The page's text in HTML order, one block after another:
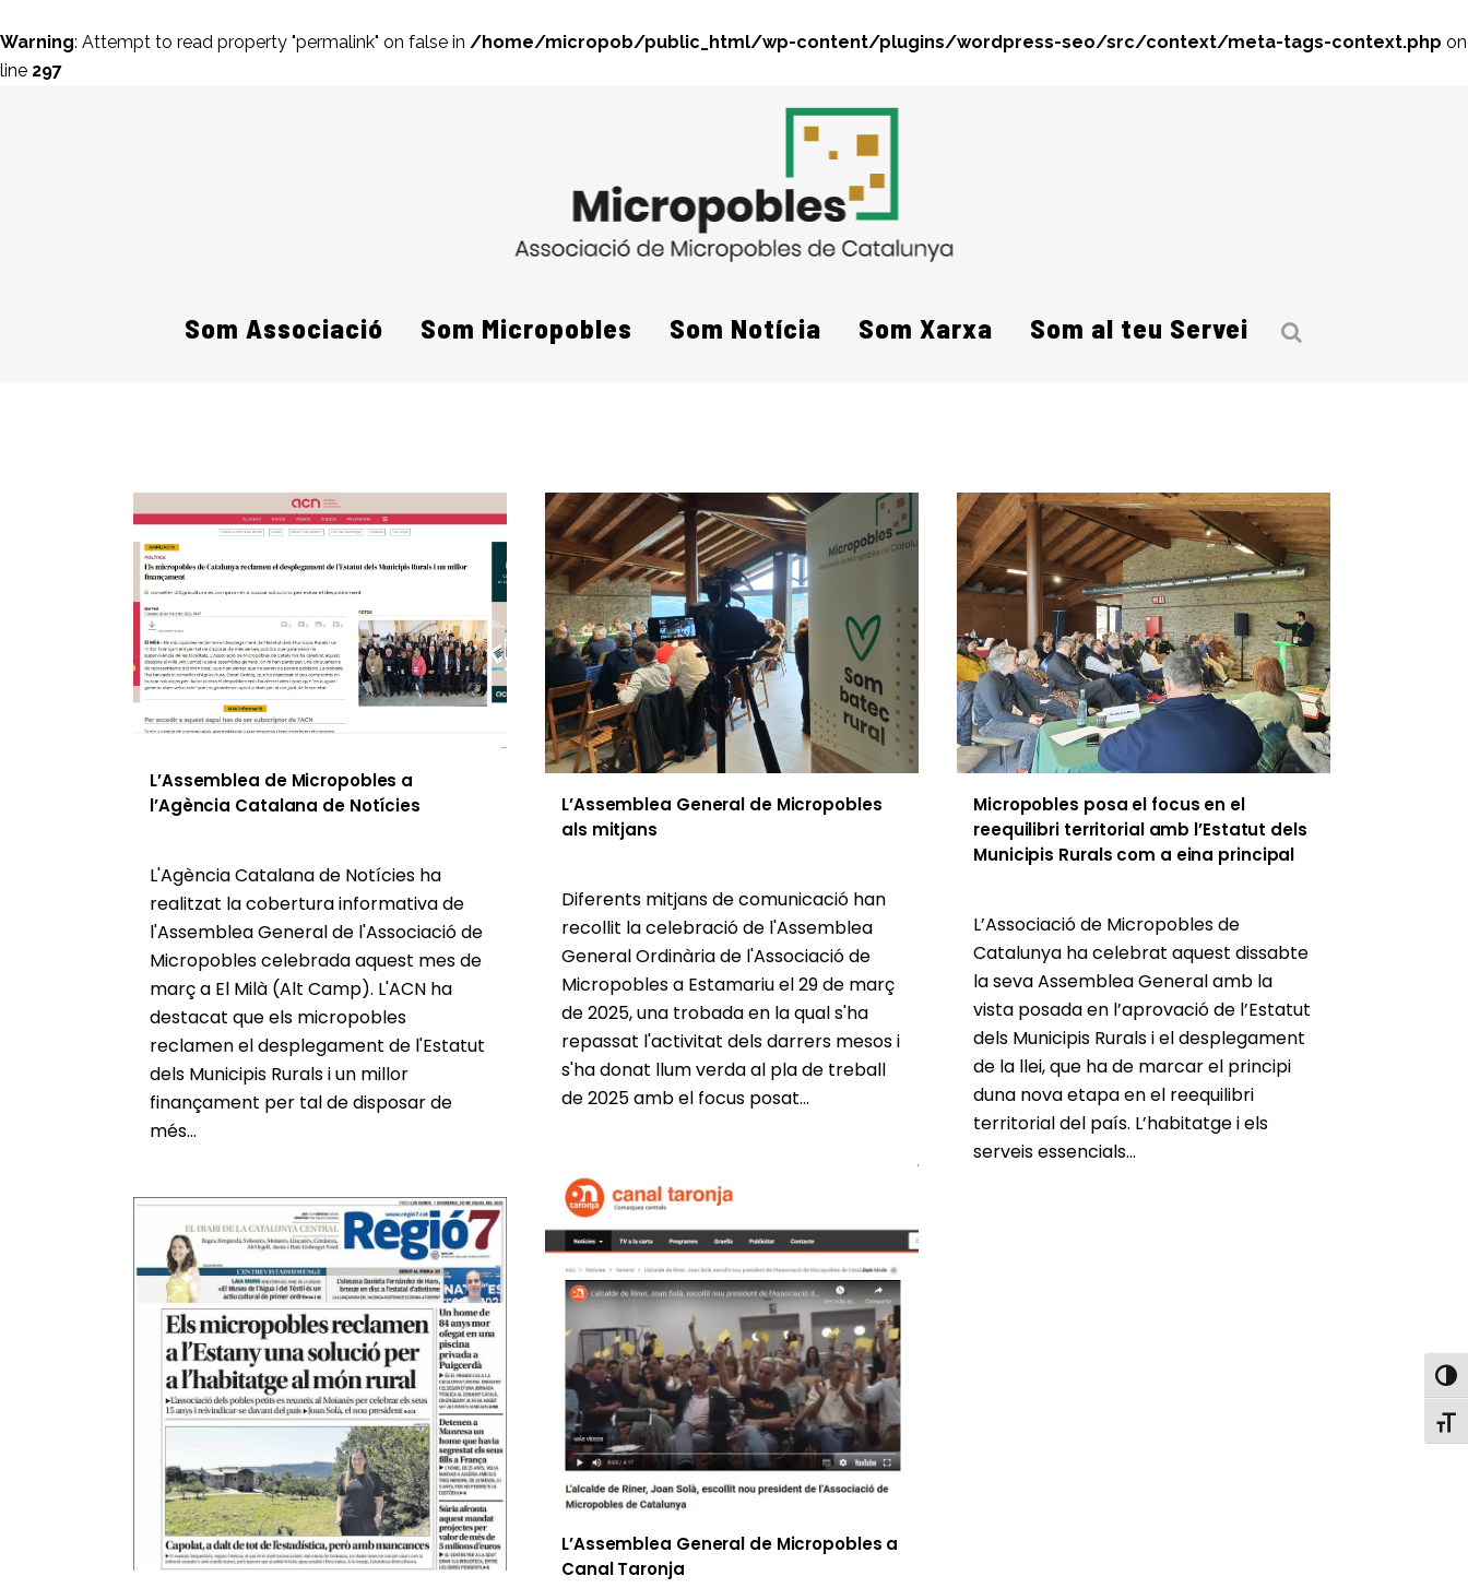
Warning: Attempt to read property "permalink" on false in /home/micropob/public_html/wp-content/plugins/wordpress-seo/src/context/meta-tags-context.php on
line 297
Som Associació Som Micropobles Som Notícia Som Xarxa Som al teu Servei
L’Assemblea de Micropobles a
l’Agència Catalana de Notícies
L'Agència Catalana de Notícies ha
realitzat la cobertura informativa de
l'Assemblea General de l'Associació de
Micropobles celebrada aquest mes de
març a El Milà (Alt Camp). L'ACN ha
destacat que els micropobles
reclamen el desplegament de l'Estatut
dels Municipis Rurals i un millor
finançament per tal de disposar de
més...
L’Assemblea General de Micropobles
als mitjans
Diferents mitjans de comunicació han
recollit la celebració de l'Assemblea
General Ordinària de l'Associació de
Micropobles a Estamariu el 29 de març
de 2025, una trobada en la qual s'ha
repassat l'activitat dels darrers mesos i
s'ha donat llum verda al pla de treball
de 2025 amb el focus posat...
Micropobles posa el focus en el
reequilibri territorial amb l’Estatut dels
Municipis Rurals com a eina principal
L’Associació de Micropobles de
Catalunya ha celebrat aquest dissabte
la seva Assemblea General amb la
vista posada en l’aprovació de l’Estatut
dels Municipis Rurals i el desplegament
de la llei, que ha de marcar el principi
duna nova etapa en el reequilibri
territorial del país. L’habitatge i els
serveis essencials...
L’Assemblea General de Micropobles a
Canal Taronja